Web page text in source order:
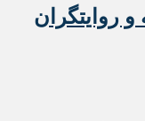
روایتگران